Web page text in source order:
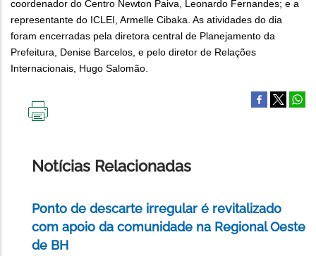
coordenador do Centro Newton Paiva, Leonardo Fernandes; e a
representante do ICLEI, Armelle Cibaka. As atividades do dia
foram encerradas pela diretora central de Planejamento da
Prefeitura, Denise Barcelos, e pelo diretor de Relações
Internacionais, Hugo Salomão.
Notícias Relacionadas
Ponto de descarte irregular é revitalizado
com apoio da comunidade na Regional Oeste
de BH